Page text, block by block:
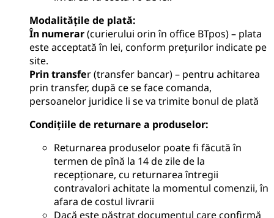
Modalitățile de plată:
În numerar(curierului orin în office BTpos) – plata
este acceptată în lei, conform prețurilor indicate pe
site.
Prin transfer (transfer bancar) – pentru achitarea
prin transfer, după ce se face comanda,
persoanelor juridice li se va trimite bonul de plată
Condițiile de returnare a produselor:
Returnarea produselor poate fi făcută în
termen de pînă la 14 de zile de la
recepționare, cu returnarea întregii
contravalori achitate la momentul comenzii, în
afara de costul livrarii
Dacă este păstrat documentul care confirmă